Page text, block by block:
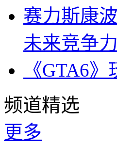
赛力斯康
未来竞争力
《GTA6
频道精选
更多